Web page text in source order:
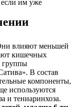
если им уже
влияют меньшей
кишечных
группы
В состав
компоненты,
используются
и тениаринхоза.